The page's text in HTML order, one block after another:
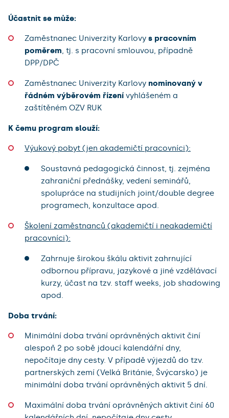
Účastnit se může:
Zaměstnanec Univerzity Karlovy s pracovním
poměrem , tj. s pracovní smlouvou, případně
DPP/DPČ
Zaměstnanec Univerzity Karlovy nominovaný v
řádném výběrovém řízení vyhlášeném a
zaštítěném OZV RUK
K čemu program slouží:
Výukový pobyt (jen akademičtí pracovníci):
Soustavná pedagogická činnost, tj. zejména
zahraniční přednášky, vedení seminářů,
spolupráce na studijních joint/double degree
programech, konzultace apod.
Školení zaměstnanců (akademičtí i neakademičtí
pracovníci):
Zahrnuje širokou škálu aktivit zahrnující
odbornou přípravu, jazykové a jiné vzdělávací
kurzy, účast na tzv. staff weeks, job shadowing
apod.
Doba trvání:
Minimální doba trvání oprávněných aktivit činí
alespoň 2 po sobě jdoucí kalendářní dny,
nepočítaje dny cesty. V případě výjezdů do tzv.
partnerských zemí (Velká Británie, Švýcarsko) je
minimální doba trvání oprávněných aktivit 5 dní.
Maximální doba trvání oprávněných aktivit činí 60